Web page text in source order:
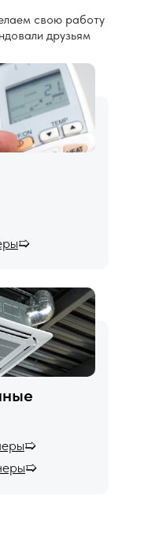
свою работу
друзьям
➯
➯
➯